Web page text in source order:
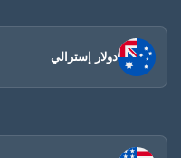
دولار إسترالي